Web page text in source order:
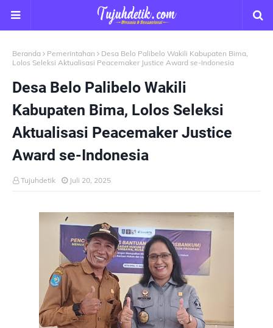
Beranda Pemerintahan
Desa Belo Palibelo Wakili Kabupaten Bima,
Lolos Seleksi Aktualisasi Peacemaker Justice Award se-Indonesia
Desa Belo Palibelo Wakili
Kabupaten Bima, Lolos Seleksi
Aktualisasi Peacemaker Justice
Award se-Indonesia
Tujuhdetik Juli 20, 2025